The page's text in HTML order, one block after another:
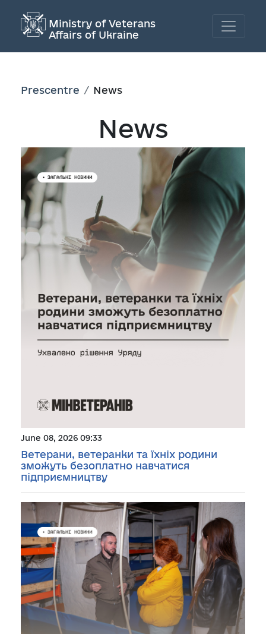
Ministry of Veterans
Affairs of Ukraine
Prescentre News
News
June 08, 2026 09:33
Ветерани, ветеранки та їхніх родини
зможуть безоплатно навчатися
підприємництву